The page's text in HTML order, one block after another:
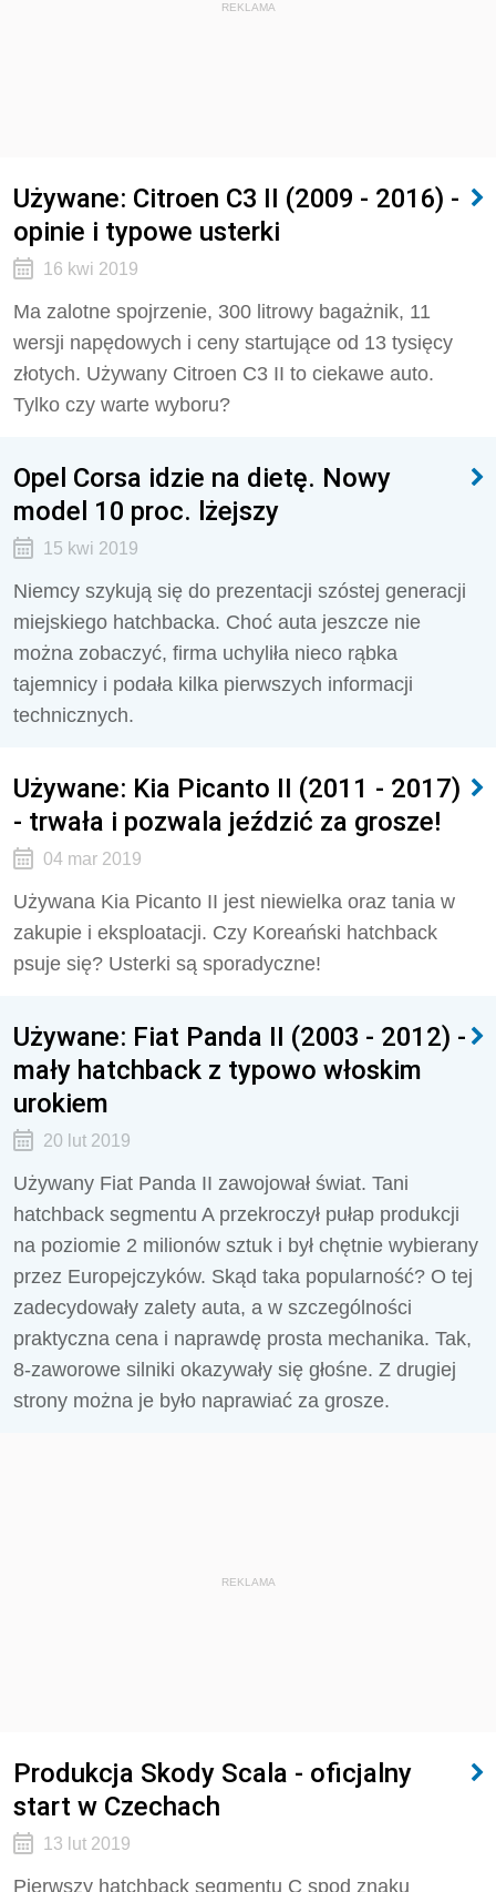
REKLAMA
Używane: Citroen C3 II (2009 - 2016) -
opinie i typowe usterki
16 kwi 2019
Ma zalotne spojrzenie, 300 litrowy bagażnik, 11
wersji napędowych i ceny startujące od 13 tysięcy
złotych. Używany Citroen C3 II to ciekawe auto.
Tylko czy warte wyboru?
Opel Corsa idzie na dietę. Nowy
model 10 proc. lżejszy
15 kwi 2019
Niemcy szykują się do prezentacji szóstej generacji
miejskiego hatchbacka. Choć auta jeszcze nie
można zobaczyć, firma uchyliła nieco rąbka
tajemnicy i podała kilka pierwszych informacji
technicznych.
Używane: Kia Picanto II (2011 - 2017)
- trwała i pozwala jeździć za grosze!
04 mar 2019
Używana Kia Picanto II jest niewielka oraz tania w
zakupie i eksploatacji. Czy Koreański hatchback
psuje się? Usterki są sporadyczne!
Używane: Fiat Panda II (2003 - 2012) -
mały hatchback z typowo włoskim
urokiem
20 lut 2019
Używany Fiat Panda II zawojował świat. Tani
hatchback segmentu A przekroczył pułap produkcji
na poziomie 2 milionów sztuk i był chętnie wybierany
przez Europejczyków. Skąd taka popularność? O tej
zadecydowały zalety auta, a w szczególności
praktyczna cena i naprawdę prosta mechanika. Tak,
8-zaworowe silniki okazywały się głośne. Z drugiej
strony można je było naprawiać za grosze.
REKLAMA
Produkcja Skody Scala - oficjalny
start w Czechach
13 lut 2019
Pierwszy hatchback segmentu C spod znaku